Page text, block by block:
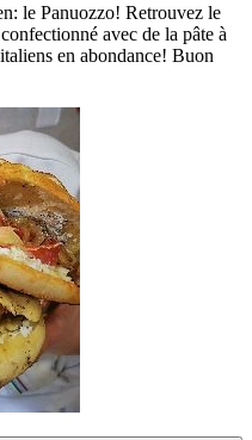
le Panuozzo! Retrouvez le
avec de la pâte à
en abondance! Buon